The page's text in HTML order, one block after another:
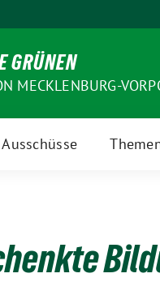
GRÜNEN
MECKLENBURG-
Ausschüsse